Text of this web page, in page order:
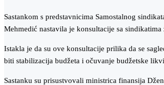
Sastankom s predstavnicima Samostalnog
Mehmedić nastavila je konsultacije sa
Istakla je da su ove konsultacije prilika da se
biti stabilizacija budžeta i očuvanje budžetske
Sastanku su prisustvovali ministrica finansija